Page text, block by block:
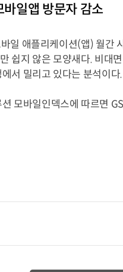
일앱 방문자 감소
일 애플리케이션(앱) 월간
쉽지 않은 모양새다. 비대
서 밀리고 있다는 분석이다.
모바일인덱스에 따르면